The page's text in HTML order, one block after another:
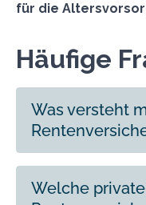
für die
Häufige
Was versteht
Welche